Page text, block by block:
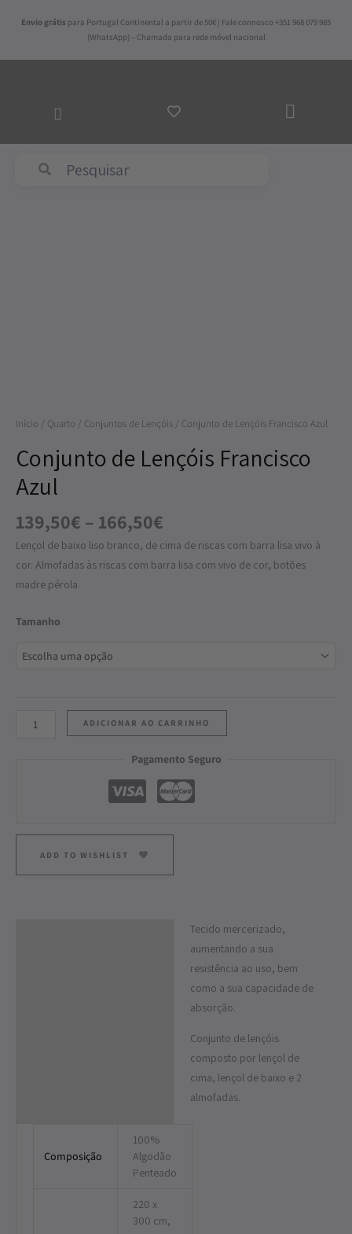
Envio grátis para Portugal Continental a partir de 50€ | Fale connosco +351 968 079 985
(WhatsApp) – Chamada para rede móvel nacional
AO
Início / Quarto / Conjuntos de Lençóis / Conjunto de Lençóis Francisco Azul
Conjunto de Lençóis Francisco
Azul
139,50€ – 166,50€
Lençol de baixo liso branco, de cima de riscas com barra lisa vivo à
cor. Almofadas às riscas com barra lisa com vivo de cor, botões
madre pérola.
Tamanho
ADICIONAR AO CARRINHO
Pagamento Seguro
ADD TO WISHLIST
Tecido mercerizado,
aumentando a sua
resistência ao uso, bem
como a sua capacidade de
absorção.
Conjunto de lençóis
composto por lençol de
cima, lençol de baixo e 2
almofadas.
Composição
100%
Algodão
Penteado
220 x
300 cm,